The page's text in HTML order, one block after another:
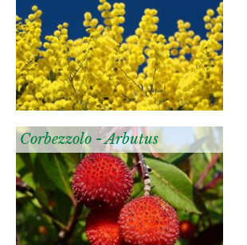
Corbezzolo - Arbutus